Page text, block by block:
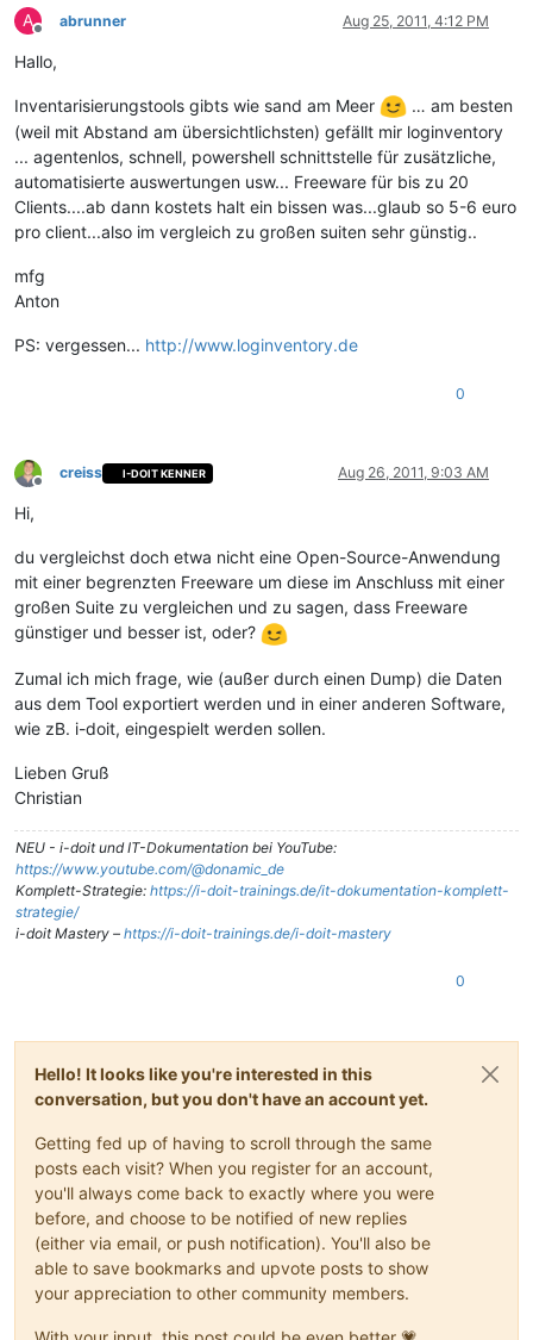
A
Offline
abrunner Aug 25, 2011, 4:12 PM
Hallo,
Inventarisierungstools gibts wie sand am Meer
… am besten
(weil mit Abstand am übersichtlichsten) gefällt mir loginventory
... agentenlos, schnell, powershell schnittstelle für zusätzliche,
automatisierte auswertungen usw... Freeware für bis zu 20
Clients....ab dann kostets halt ein bissen was...glaub so 5-6 euro
pro client...also im vergleich zu großen suiten sehr günstig..
mfg
Anton
PS: vergessen... http://www.loginventory.de
0
Offline
creiss I-DOIT KENNER Aug 26, 2011, 9:03 AM
Hi,
du vergleichst doch etwa nicht eine Open-Source-Anwendung
mit einer begrenzten Freeware um diese im Anschluss mit einer
großen Suite zu vergleichen und zu sagen, dass Freeware
günstiger und besser ist, oder?
Zumal ich mich frage, wie (außer durch einen Dump) die Daten
aus dem Tool exportiert werden und in einer anderen Software,
wie zB. i-doit, eingespielt werden sollen.
Lieben Gruß
Christian
NEU - i-doit und IT-Dokumentation bei YouTube:
https://www.youtube.com/@donamic_de
Komplett-Strategie: https://i-doit-trainings.de/it-dokumentation-komplett-
strategie/
i-doit Mastery – https://i-doit-trainings.de/i-doit-mastery
0
Hello! It looks like you're interested in this
conversation, but you don't have an account yet.
Getting fed up of having to scroll through the same
posts each visit? When you register for an account,
you'll always come back to exactly where you were
before, and choose to be notified of new replies
(either via email, or push notification). You'll also be
able to save bookmarks and upvote posts to show
your appreciation to other community members.